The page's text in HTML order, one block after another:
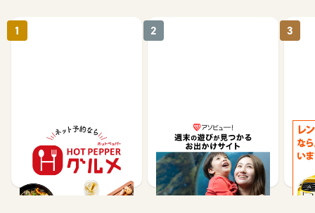
【ホットペッパーグル
メ】レストラン予約
85
1
遊び予約／レジャーチケ
ット購入サイト「アソビ
ュー！」
1.5%
2
じ
3